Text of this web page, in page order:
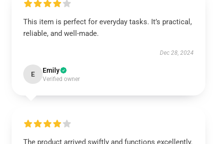
This item is perfect for everyday tasks. It’s practical,
reliable, and well-made.
Dec 28, 2024
E Emily
Verified owner
The product arrived swiftly and functions excellently.